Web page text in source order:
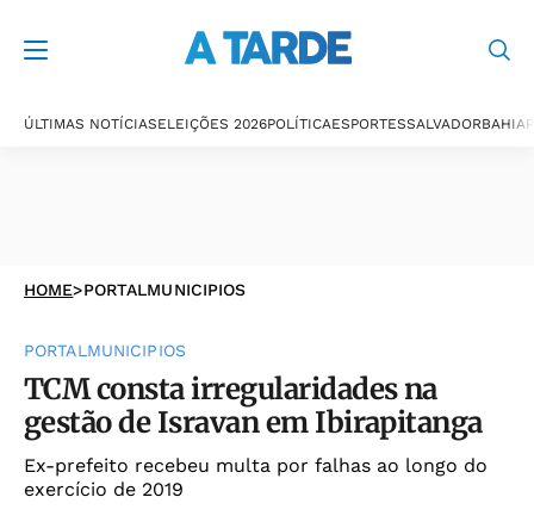
ÚLTIMAS NOTÍCIASELEIÇÕES 2026POLÍTICAESPORTESSALVADORBAHIA
HOME>PORTALMUNICIPIOS
PORTALMUNICIPIOS
TCM consta irregularidades na
gestão de Isravan em Ibirapitanga
Ex-prefeito recebeu multa por falhas ao longo do
exercício de 2019